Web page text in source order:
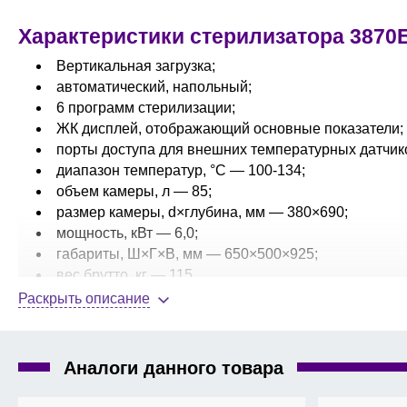
Характеристики стерилизатора
Вертикальная загрузка;
автоматический, напольный;
6 программ стерилизации;
ЖК дисплей, отображающий основные показатели;
порты доступа для внешних температурных
диапазон температур, °C — 100-134;
объем камеры, л — 85;
размер камеры, d×глубина, мм — 380×690;
мощность, кВт — 6,0;
габариты, Ш×Г×В, мм — 650×500×925;
вес брутто, кг — 115.
Аксессуары и опции:
парогенератор;
Раскрыть описание
Аналоги данного товара